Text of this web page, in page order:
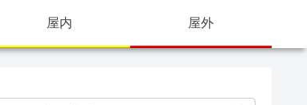
屋内 屋外